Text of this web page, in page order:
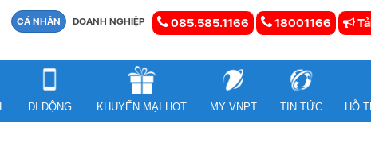
CÁ NHÂN DOANH NGHIỆP 085.585.1166 18001166
DI ĐỘNG KHUYẾN MẠI HOT MY VNPT TIN TỨC HỖ